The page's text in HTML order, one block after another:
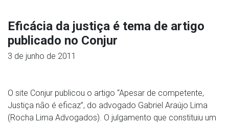
Eficácia da justiça é tema de artigo
publicado no Conjur
3 de junho de 2011
O site Conjur publicou o artigo “Apesar de competente,
Justiça não é eficaz”, do advogado Gabriel Araújo Lima
(Rocha Lima Advogados). O julgamento que constituiu um